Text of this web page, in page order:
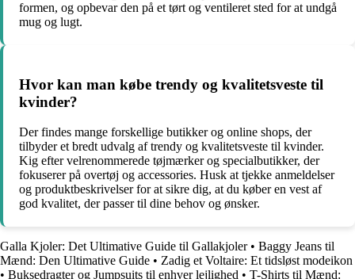
formen, og opbevar den på et tørt og ventileret sted for at undgå
mug og lugt.
Hvor kan man købe trendy og kvalitetsveste til
kvinder?
Der findes mange forskellige butikker og online shops, der
tilbyder et bredt udvalg af trendy og kvalitetsveste til kvinder.
Kig efter velrenommerede tøjmærker og specialbutikker, der
fokuserer på overtøj og accessories. Husk at tjekke anmeldelser
og produktbeskrivelser for at sikre dig, at du køber en vest af
god kvalitet, der passer til dine behov og ønsker.
Galla Kjoler: Det Ultimative Guide til Gallakjoler• Baggy Jeans til
Mænd: Den Ultimative Guide • Zadig et Voltaire: Et tidsløst modeikon
• Buksedragter og Jumpsuits til enhver lejlighed • T-Shirts til Mænd: